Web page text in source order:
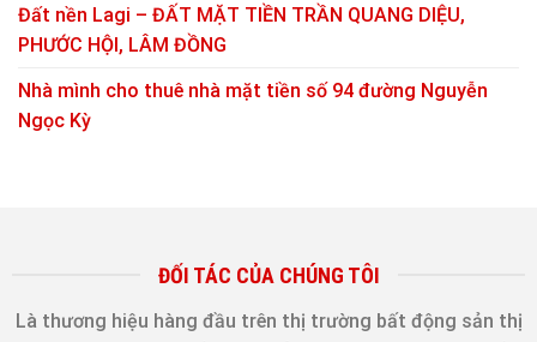
Đất nền Lagi – ĐẤT MẶT TIỀN TRẦN QUANG DIỆU,
PHƯỚC HỘI, LÂM ĐỒNG
Nhà mình cho thuê nhà mặt tiền số 94 đường Nguyễn
Ngọc Kỳ
ĐỐI TÁC CỦA CHÚNG TÔI
Là thương hiệu hàng đầu trên thị trường bất động sản thị